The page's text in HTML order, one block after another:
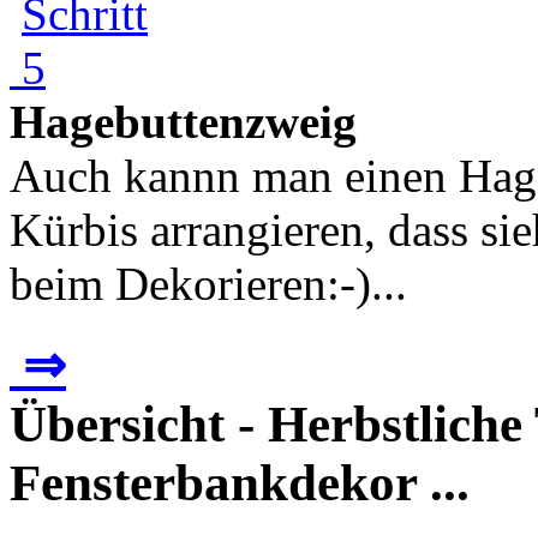
Hagebuttenzweig
Auch kannn man einen
Kürbis arrangieren, dass
beim Dekorieren:-)...
⇒
Übersicht - Herbstliche
Fensterbankdekor ...